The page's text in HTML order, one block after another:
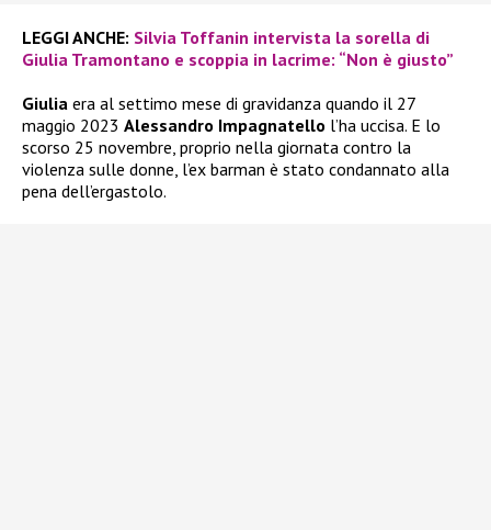
LEGGI ANCHE: Silvia Toffanin intervista la sorella di
Giulia Tramontano e scoppia in lacrime: “Non è giusto”
Giulia era al settimo mese di gravidanza quando il 27
maggio 2023 Alessandro Impagnatello l’ha uccisa. E lo
scorso 25 novembre, proprio nella giornata contro la
violenza sulle donne, l’ex barman è stato condannato alla
pena dell’ergastolo.